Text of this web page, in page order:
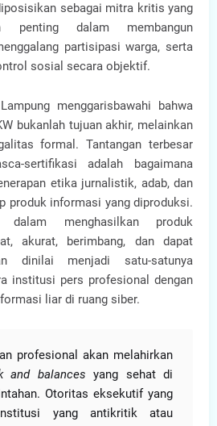
sebagai mitra kritis yang
penting dalam membangun
partisipasi warga, serta
sosial secara objektif.
menggarisbawahi bahwa
bukanlah tujuan akhir, melainkan
formal. Tantangan terbesar
sertifikasi adalah bagaimana
etika jurnalistik, adab, dan
produk informasi yang diproduksi.
dalam menghasilkan produk
akurat, berimbang, dan dapat
dinilai menjadi satu-satunya
institusi pers profesional dengan
liar di ruang siber.
profesional akan melahirkan
and balances yang sehat di
Otoritas eksekutif yang
yang antikritik atau